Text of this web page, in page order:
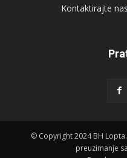
Kontaktirajte
© Copyright 2024 BH
preuzimanje